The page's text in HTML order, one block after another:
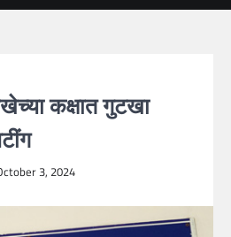
कक्षात गुटखा
3, 2024